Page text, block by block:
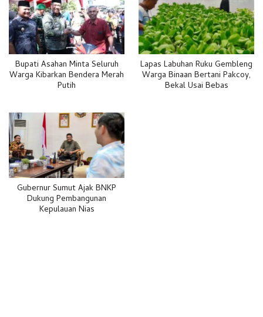
Bupati Asahan Minta Seluruh
Warga Kibarkan Bendera Merah
Putih
Lapas Labuhan Ruku Gembleng
Warga Binaan Bertani Pakcoy,
Bekal Usai Bebas
Gubernur Sumut Ajak BNKP
Dukung Pembangunan
Kepulauan Nias